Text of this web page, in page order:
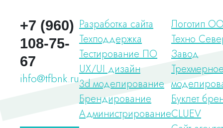
+7 (960)
108-75-
67
ihfo@tfbnk.ru
Разработка сайта
Техподдержка
Тестирование ПО
UX/UI дизайн
3d моделирование
Брендирование
Администрирование
Логотип
Техно
Завод
Буклет
CLUEV